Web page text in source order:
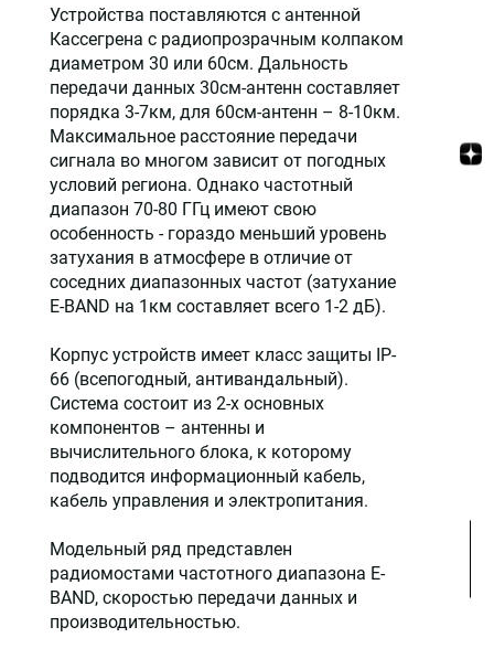
Устройства поставляются с антенной
Кассегрена с радиопрозрачным колпаком
диаметром 30 или 60см. Дальность
передачи данных 30см-антенн составляет
порядка 3-7км, для 60см-антенн – 8-10км.
Максимальное расстояние передачи
сигнала во многом зависит от погодных
условий региона. Однако частотный
диапазон 70-80 ГГц имеют свою
особенность - гораздо меньший уровень
затухания в атмосфере в отличие от
соседних диапазонных частот (затухание
E-BAND на 1км составляет всего 1-2 дБ).
Корпус устройств имеет класс защиты IP-
66 (всепогодный, антивандальный).
Система состоит из 2-х основных
компонентов – антенны и
вычислительного блока, к которому
подводится информационный кабель,
кабель управления и электропитания.
Модельный ряд представлен
радиомостами частотного диапазона E-
BAND, скоростью передачи данных и
производительностью.